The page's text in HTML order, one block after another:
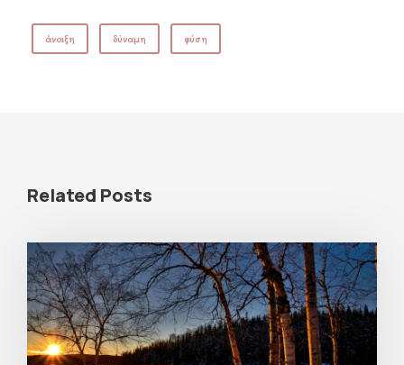
άνοιξη δύναμη φύση
Related Posts